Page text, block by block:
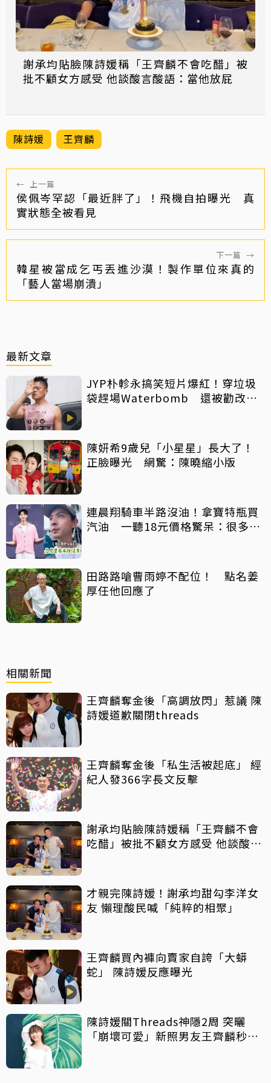
謝承均貼臉陳詩媛稱「王齊麟不會吃醋」被
批不顧女方感受 他談酸言酸語：當他放屁
陳詩媛 王齊麟
← 上一篇
侯佩岑罕認「最近胖了」！飛機自拍曝光 真
實狀態全被看見
下一篇 →
韓星被當成乞丐丟進沙漠！製作單位來真的
「藝人當場崩潰」
最新文章
JYP朴軫永搞笑短片爆紅！穿垃圾
袋趕場Waterbomb 還被勸改名
陳妍希9歲兒「小星星」長大了！
正臉曝光 網驚：陳曉縮小版
連晨翔騎車半路沒油！拿寶特瓶買
汽油 一聽18元價格驚呆：很多水
田路路嗆曹雨婷不配位！ 點名姜
厚任他回應了
相關新聞
王齊麟奪金後「高調放閃」惹議 陳
詩媛道歉關閉threads
王齊麟奪金後「私生活被起底」 經
紀人發366字長文反擊
謝承均貼臉陳詩媛稱「王齊麟不會
吃醋」被批不顧女方感受 他談酸言
才親完陳詩媛！謝承均甜勾李洋女
友 懶理酸民喊「純粹的相聚」
王齊麟買內褲向賣家自誇「大蟒
蛇」 陳詩媛反應曝光
陳詩媛關Threads神隱2周 突曬
「崩壞可愛」新照男友王齊麟秒留